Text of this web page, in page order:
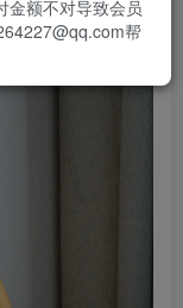
金额不对导致会员
帮